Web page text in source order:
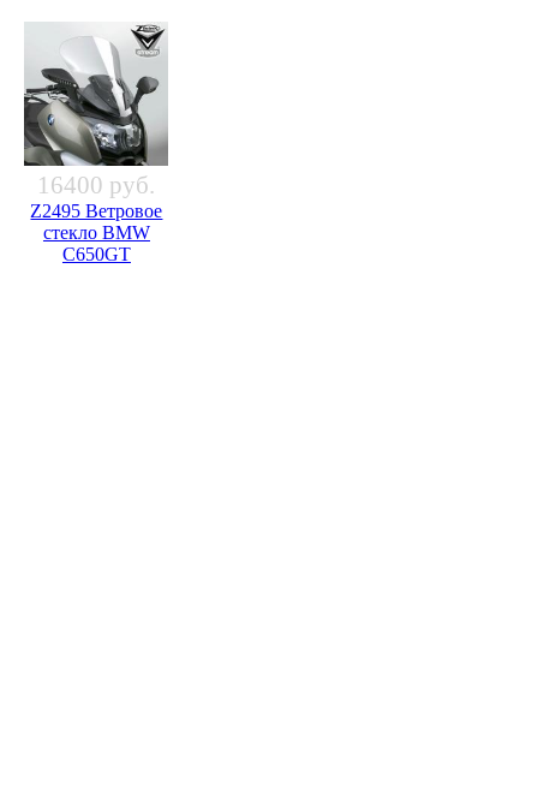
16400 руб.
Z2495 Ветровое
стекло BMW
C650GT